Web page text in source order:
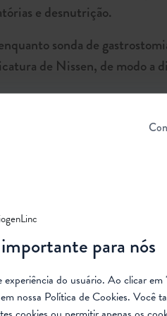
para nós
experiência do usuário. Ao clicar
nossa Política de Cookies. Você
e desnutrição.
sonda de
de Nissen, de modo a
alimentar. A dieta
balanço eletrolítico e
dificuldades de